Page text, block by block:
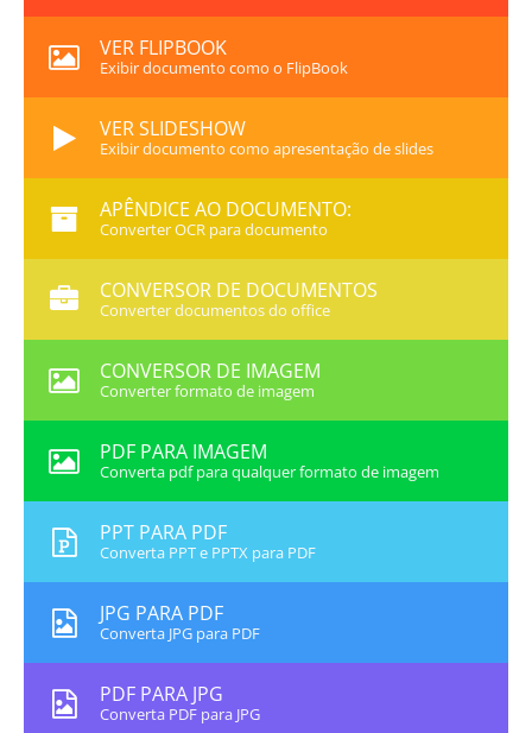
VER FLIPBOOK
Exibir documento como o FlipBook
VER SLIDESHOW
Exibir documento como apresentação de slides
APÊNDICE AO DOCUMENTO:
Converter OCR para documento
CONVERSOR DE DOCUMENTOS
Converter documentos do office
CONVERSOR DE IMAGEM
Converter formato de imagem
PDF PARA IMAGEM
Converta pdf para qualquer formato de imagem
PPT PARA PDF
Converta PPT e PPTX para PDF
JPG PARA PDF
Converta JPG para PDF
PDF PARA JPG
Converta PDF para JPG